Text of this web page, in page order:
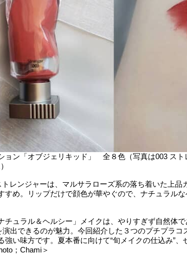
ョン「オブジェリキッド」 全８色（写真は003 ス
レンジャーは、マルサラローズ系の落ち着いた上品
すめ。リップだけで顔色が華やぐので、ナチュラル
チュラル＆ヘルシー」メイクは、やりすぎず自然体
演出できるのが魅力。今回紹介した３つのプチプラコ
強い味方です。夏本番に向けて“旬メイクの仕込み”
；Chami＞